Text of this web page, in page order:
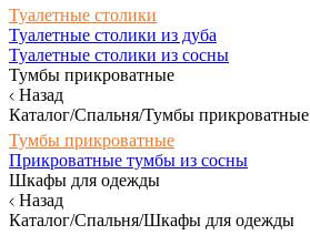
Туалетные столики
Туалетные столики из дуба
Туалетные столики из сосны
Тумбы прикроватные
Назад
Каталог/Спальня/Тумбы прикроватные
Тумбы прикроватные
Прикроватные тумбы из сосны
Шкафы для одежды
Назад
Каталог/Спальня/Шкафы для одежды